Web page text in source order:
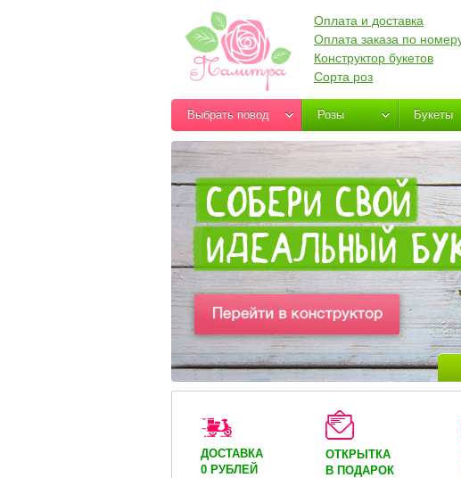
Оплата и доставка
Оплата заказа по
Конструктор букетов
Сорта роз
Выбрать повод Розы Букеты
ДОСТАВКА
0 РУБЛЕЙ
ОТКРЫТКА
В ПОДАРОК